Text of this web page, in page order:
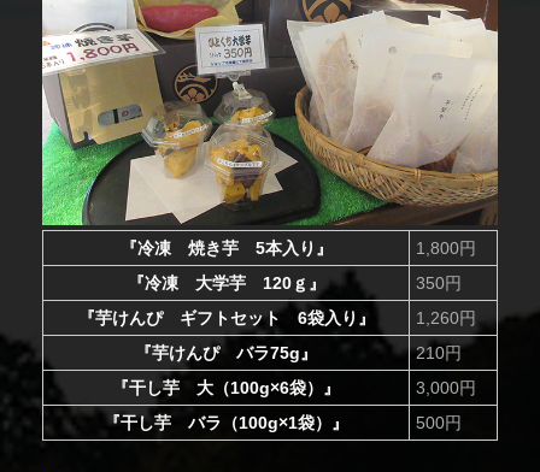
『冷凍 焼き芋 5本入り』
1,800円
『冷凍 大学芋 120ｇ』
350円
『芋けんぴ ギフトセット 6袋入り』
1,260円
『芋けんぴ バラ75g』
210円
『干し芋 大（100g×6袋）』
3,000円
『干し芋 バラ（100g×1袋）』
500円